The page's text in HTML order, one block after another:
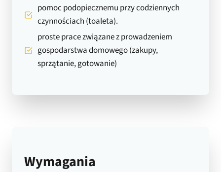
pomoc podopiecznemu przy codziennych
czynnościach (toaleta).
proste prace związane z prowadzeniem
gospodarstwa domowego (zakupy,
sprzątanie, gotowanie)
Wymagania